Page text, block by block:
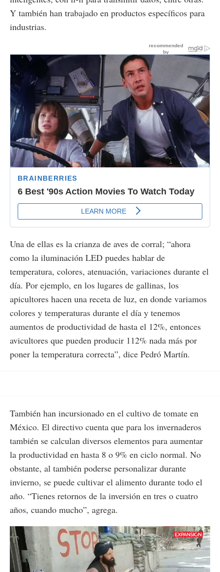
Y también han trabajado en productos específicos para
industrias.
Una de ellas es la crianza de aves de corral; “ahora
como la iluminación LED puedes hablar de
temperatura, colores, atenuación, variaciones durante el
día. Por ejemplo, en los lugares de gallinas, los
apicultores hacen una receta de luz, en donde variamos
colores y temperaturas durante el día y tenemos
aumentos de productividad de hasta el 12%, entonces
avicultores que pueden producir 112% nada más por
poner la temperatura correcta”, dice Pedró Martín.
También han incursionado en el cultivo de tomate en
México. El directivo cuenta que para los invernaderos
también se calculan diversos elementos para aumentar
la productividad en hasta 8 o 9% en ciclo normal. No
obstante, al también poderse personalizar durante
invierno, se puede cultivar el alimento durante todo el
año. “Tienes retornos de la inversión en tres o cuatro
años, cuando mucho”, agrega.